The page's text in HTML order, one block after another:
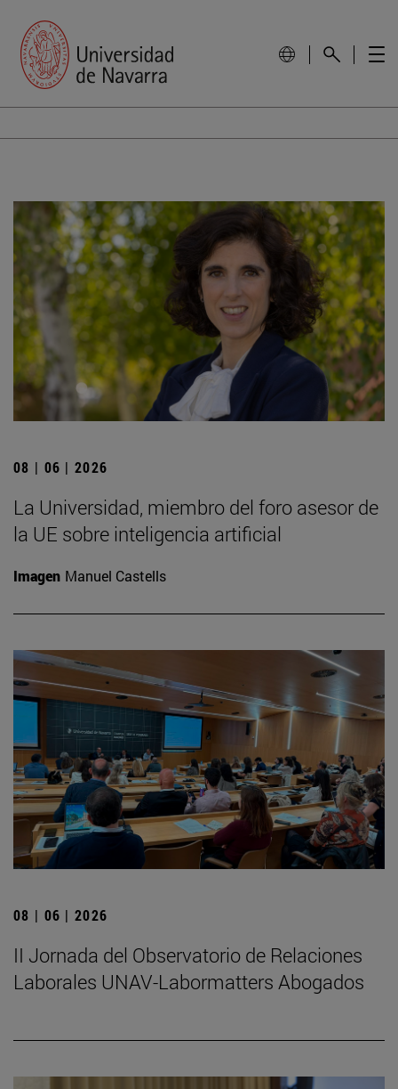
08 | 06 | 2026
La Universidad, miembro del foro asesor de
la UE sobre inteligencia artificial
Imagen Manuel Castells
08 | 06 | 2026
II Jornada del Observatorio de Relaciones
Laborales UNAV-Labormatters Abogados